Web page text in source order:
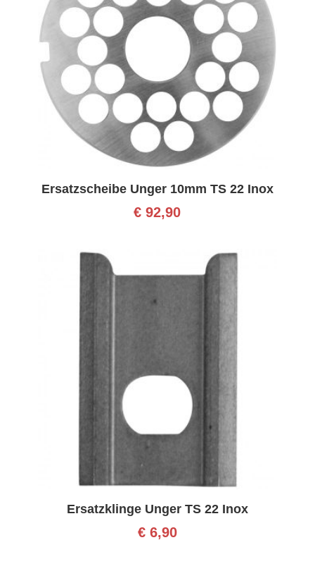
Ersatzscheibe Unger 10mm TS 22 Inox
€ 92,90
Ersatzklinge Unger TS 22 Inox
€6,90